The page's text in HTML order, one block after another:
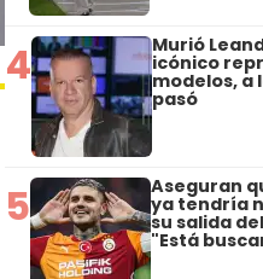
4 Murió
icónico
modelos, a
pasó
5 Aseguran
ya tendría
su salida
"Está